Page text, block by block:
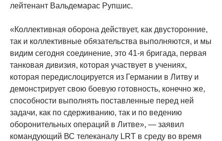
лейтенант Вальдемарас Рупшис.
«Коллективная оборона действует, как двусторонние,
так и коллективные обязательства выполняются, и мы
видим сегодня соединение, это 41-я бригада, первая
танковая дивизия, которая участвует в учениях,
которая передислоцируется из Германии в Литву и
демонстрирует свою боевую готовность, конечно же,
способности выполнять поставленные перед ней
задачи, как по сдерживанию, так и по ведению
оборонительных операций в Литве», — заявил
командующий ВС телеканалу LRT в среду во время